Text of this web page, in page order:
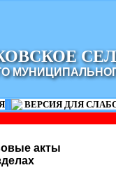
|
ВЕРСИЯ ДЛЯ
акты